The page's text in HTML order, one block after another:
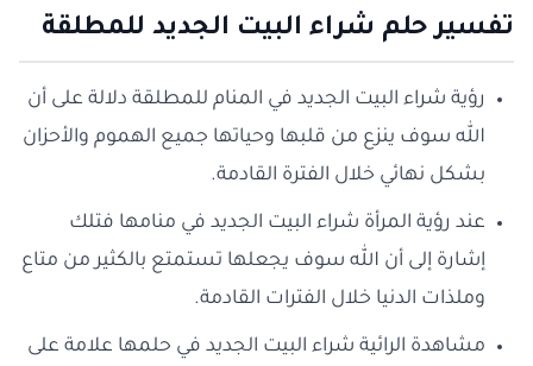
تفسير حلم شراء البيت الجديد للمطلقة
رؤية شراء البيت الجديد في المنام للمطلقة دلالة على أن
الله سوف ينزع من قلبها وحياتها جميع الهموم والأحزان
بشكل نهائي خلال الفترة القادمة.
عند رؤية المرأة شراء البيت الجديد في منامها فتلك
إشارة إلى أن الله سوف يجعلها تستمتع بالكثير من متاع
وملذات الدنيا خلال الفترات القادمة.
مشاهدة الرائية شراء البيت الجديد في حلمها علامة على